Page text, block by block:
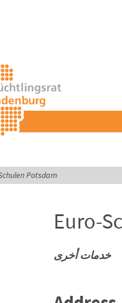
Potsdam
Euro-
خدمات أخرى